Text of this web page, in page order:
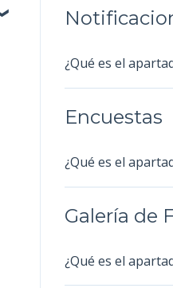
¿Qué es el
Encuestas
¿Qué es el
Galería de
¿Qué es el